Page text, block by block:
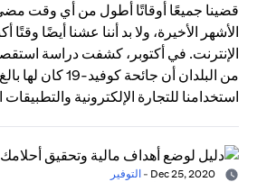
قضينا جميعًا أوقاتًا أطول من أي وقت
الأشهر الأخيرة، ولا بد أننا عشنا أيضًا وقتًا
الإنترنت. في أكتوبر، كشفت دراسة
من البلدان أن جائحة
استخدامنا للتجارة الإلكترونية والتطبيقات
- التوفير